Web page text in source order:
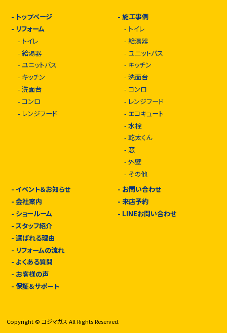
- トップページ
- リフォーム
- トイレ
- 給湯器
- ユニットバス
- キッチン
- 洗面台
- コンロ
- レンジフード
-施工事例
- トイレ
-給湯器
- ユニットバス
- キッチン
-洗面台
- コンロ
- レンジフード
- エコキュート
-水栓
-乾太くん
- 窓
-外壁
- その他
- イベント＆お知らせ
- 会社案内
- ショールーム
- スタッフ紹介
- 選ばれる理由
- リフォームの流れ
- よくある質問
- お客様の声
- 保証＆サポート
- お問い合わせ
-来店予約
- LINEお問い合わせ
Copyright © コジマガス All Rights Reserved.